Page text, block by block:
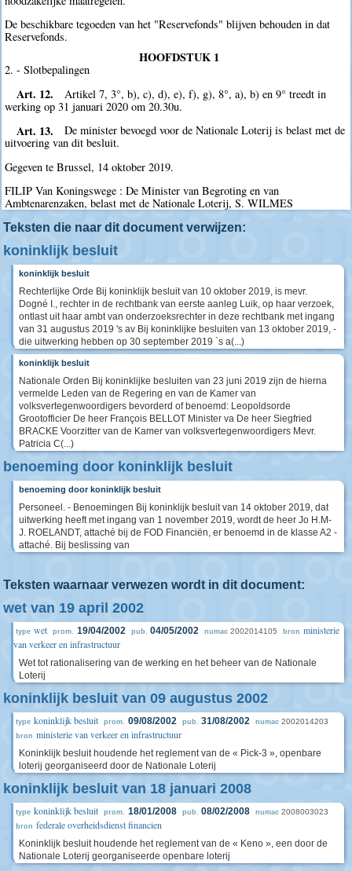
De beschikbare tegoeden van het "Reservefonds" blijven behouden in dat
Reservefonds.
HOOFDSTUK 1
2. - Slotbepalingen
Art. 12.
Artikel 7, 3°, b), c), d), e), f), g), 8°, a), b) en 9° treedt in
werking op 31 januari 2020 om 20.30u.
Art. 13.
De minister bevoegd voor de Nationale Loterij is belast met de
uitvoering van dit besluit.
Gegeven te Brussel, 14 oktober 2019.
FILIP Van Koningswege : De Minister van Begroting en van
Ambtenarenzaken, belast met de Nationale Loterij, S. WILMES
Teksten die naar dit document verwijzen:
koninklijk besluit
koninklijk besluit
Rechterlijke Orde Bij koninklijk besluit van 10 oktober 2019, is mevr.
Dogné I., rechter in de rechtbank van eerste aanleg Luik, op haar verzoek,
ontlast uit haar ambt van onderzoeksrechter in deze rechtbank met ingang
van 31 augustus 2019 's av Bij koninklijke besluiten van 13 oktober 2019, -
die uitwerking hebben op 30 september 2019 `s a(...)
koninklijk besluit
Nationale Orden Bij koninklijke besluiten van 23 juni 2019 zijn de hierna
vermelde Leden van de Regering en van de Kamer van
volksvertegenwoordigers bevorderd of benoemd: Leopoldsorde
Grootofficier De heer François BELLOT Minister va De heer Siegfried
BRACKE Voorzitter van de Kamer van volksvertegenwoordigers Mevr.
Patricia C(...)
benoeming door koninklijk besluit
benoeming door koninklijk besluit
Personeel. - Benoemingen Bij koninklijk besluit van 14 oktober 2019, dat
uitwerking heeft met ingang van 1 november 2019, wordt de heer Jo H.M-
J. ROELANDT, attaché bij de FOD Financiën, er benoemd in de klasse A2 -
attaché. Bij beslissing van
Teksten waarnaar verwezen wordt in dit document:
wet van 19 april 2002
type wet prom. 19/04/2002 pub. 04/05/2002 numac 2002014105 bron ministerie
van verkeer en infrastructuur
Wet tot rationalisering van de werking en het beheer van de Nationale
Loterij
koninklijk besluit van 09 augustus 2002
type koninklijk besluit prom. 09/08/2002 pub. 31/08/2002 numac 2002014203
bron ministerie van verkeer en infrastructuur
Koninklijk besluit houdende het reglement van de « Pick-3 », openbare
loterij georganiseerd door de Nationale Loterij
koninklijk besluit van 18 januari 2008
type koninklijk besluit prom. 18/01/2008 pub. 08/02/2008 numac 2008003023
bron federale overheidsdienst financien
Koninklijk besluit houdende het reglement van de « Keno », een door de
Nationale Loterij georganiseerde openbare loterij